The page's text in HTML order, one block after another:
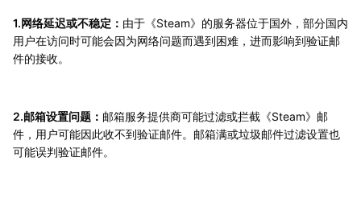
1.网络延迟或不稳定： 由于《Steam》的服务器位于国外，部分国内
用户在访问时可能会因为网络问题而遇到困难，进而影响到验证邮
件的接收。
2.邮箱设置问题： 邮箱服务提供商可能过滤或拦截《Steam》邮
件，用户可能因此收不到验证邮件。邮箱满或垃圾邮件过滤设置也
可能误判验证邮件。